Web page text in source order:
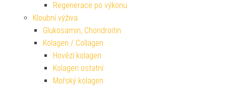
Regenerace po výkonu
Kloubní výživa
Glukosamin, Chondroitin
Kolagen / Collagen
Hovězí kolagen
Kolagen ostatní
Mořský kolagen